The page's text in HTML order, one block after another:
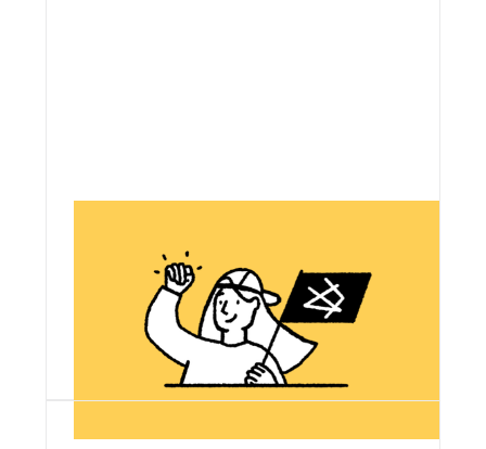
Faire du numérique un levier de
solidarité, un démultiplicateur
d'impact, au service de l'intérêt
général et de causes sociales et
environnementales.